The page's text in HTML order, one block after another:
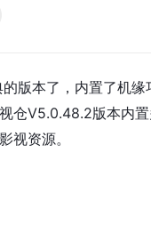
版本了，内置了机
仓V5.0.48.2版本内
视资源。